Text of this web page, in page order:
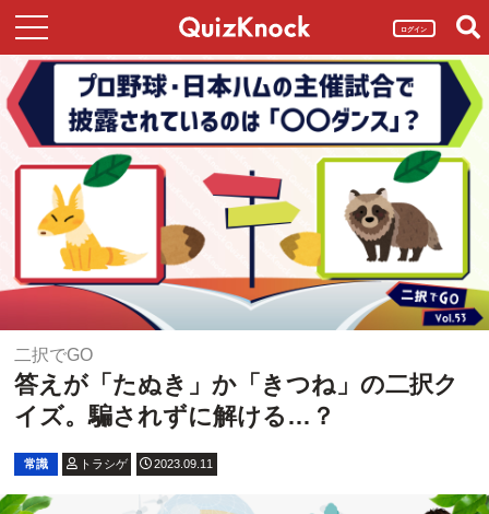
ログイン
二択でGO
答えが「たぬき」か「きつね」の二択ク
イズ。騙されずに解ける…？
常識 トラシゲ 2023.09.11